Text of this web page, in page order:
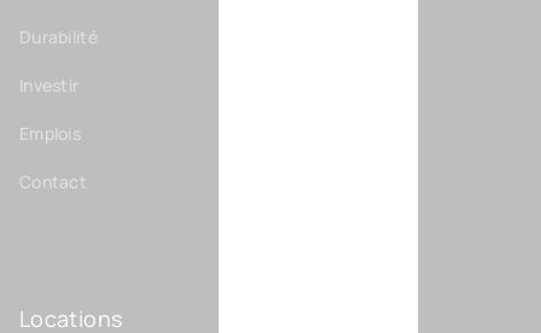
Durabilité
Investir
Emplois
Contact
Locations